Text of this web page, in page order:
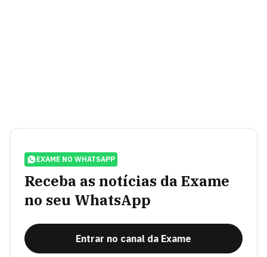
EXAME NO WHATSAPP
Receba as notícias da Exame
no seu WhatsApp
Entrar no canal da Exame